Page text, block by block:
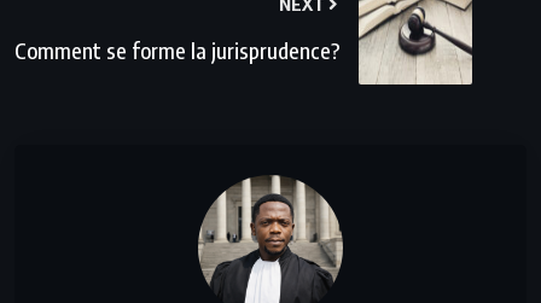
Comment se forme la jurisprudence?